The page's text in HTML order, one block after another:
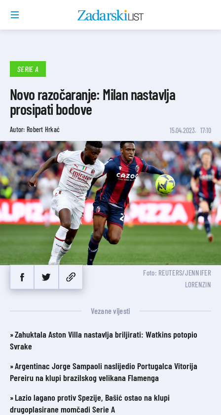
SERIE A
Novo razočaranje: Milan nastavlja
prosipati bodove
Autor: Robert Hrkać 15.04.2023. 17:10
Foto: REUTERS/JENNIFER
LORENZIN
Vezane vijesti
Zahuktala Aston Villa nastavlja briljirati: Watkins potopio
Svrake
Argentinac Jorge Sampaoli naslijedio Portugalca Vitorija
Pereiru na klupi brazilskog velikana Flamenga
Lazio lagano protiv Spezije, Bašić ostao na klupi
drugoplasirane momčadi Serie A